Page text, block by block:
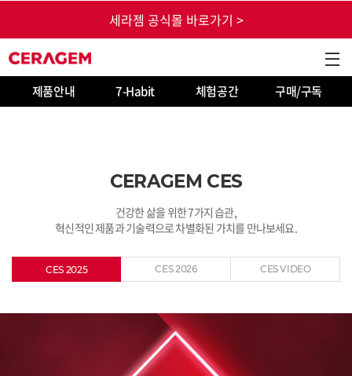
본문 바로가기
세라젬 공식몰 바로가기 >
CERAGEM GNB
제품안내 7-Habit 체험공간 구매/구독
CERAGEM CES
건강한 삶을 위한 7가지 습관,
혁신적인 제품과 기술력으로 차별화된 가치를 만나보세요.
CES 2025 CES 2026 CES VIDEO